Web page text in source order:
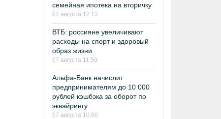
семейная ипотека на вторичку
07 августа 12:13
ВТБ: россияне увеличивают
расходы на спорт и здоровый
образ жизни
07 августа 11:50
Альфа-Банк начислит
предпринимателям до 10 000
рублей кэшбэка за оборот по
эквайрингу
07 августа 10:00